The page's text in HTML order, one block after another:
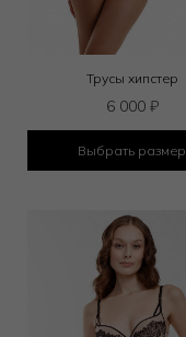
Трусы хипстер
6 000 ₽
Выбрать размер